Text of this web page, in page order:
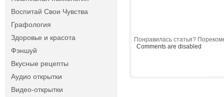
Воспитай Свои Чувства
Графология
Здоровье и красота
Фэншуй
Вкусные рецепты
Аудио открытки
Видео-открытки
Понравилась статья?
Comments are disabled